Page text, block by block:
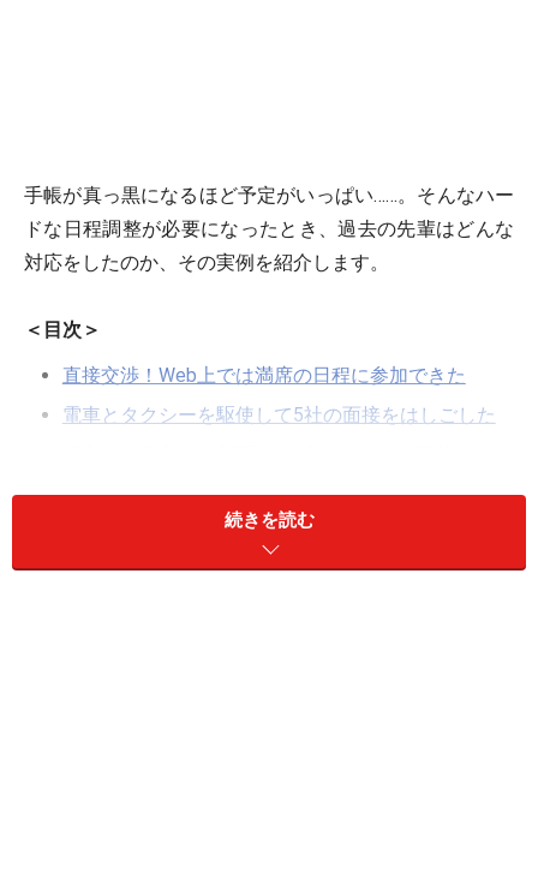
手帳が真っ黒になるほど予定がいっぱい……。そんなハー
ドな日程調整が必要になったとき、過去の先輩はどんな
対応をしたのか、その実例を紹介します。
＜目次＞
直接交渉！Web上では満席の日程に参加できた
電車とタクシーを駆使して5社の面接をはしごした
自分から「おかわり」をした人も！
それでも動かせない時は優先順位を決める
続きを読む